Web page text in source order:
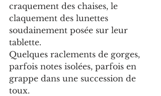
craquement des chaises, le
claquement des lunettes
soudainement posée sur leur
tablette.
Quelques raclements de gorges,
parfois notes isolées, parfois en
grappe dans une succession de
toux.